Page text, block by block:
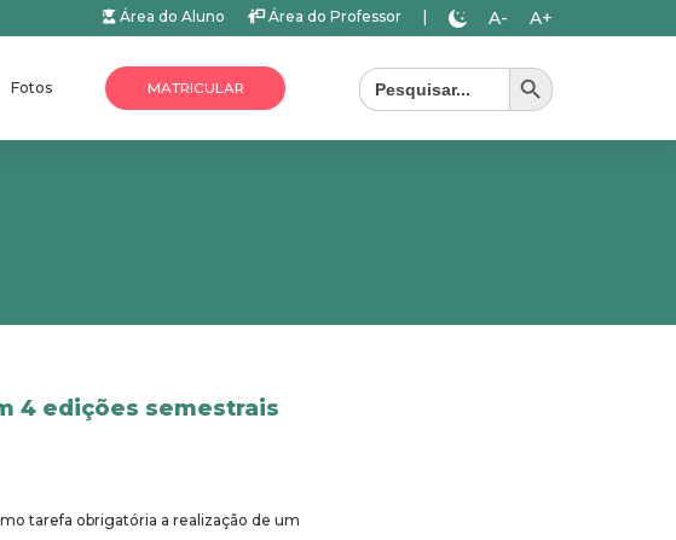
Área do Aluno Área do Professor A- A+
Fotos MATRICULAR
Search
for:
Search Button
4 edições semestrais
tarefa obrigatória a realização de um